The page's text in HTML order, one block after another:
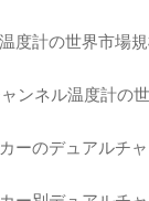
度計の世界市場
ンネル温度計の
ーのデュアルチ